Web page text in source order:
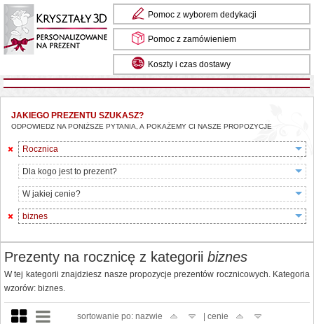
Pomoc z wyborem dedykacji
Pomoc z zamówieniem
Koszty i czas dostawy
JAKIEGO PREZENTU SZUKASZ?
ODPOWIEDZ NA PONIŻSZE PYTANIA, A POKAŻEMY CI NASZE PROPOZYCJE
Rocznica
Dla kogo jest to prezent?
W jakiej cenie?
biznes
Prezenty na rocznicę z kategorii biznes
W tej kategorii znajdziesz nasze propozycje prezentów rocznicowych. Kategoria
wzorów: biznes.
sortowanie po: nazwie | cenie